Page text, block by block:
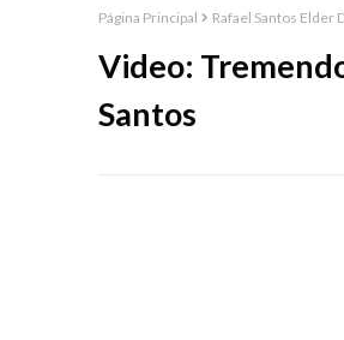
Página Principal Rafael Santos Elder
Video:
Santos